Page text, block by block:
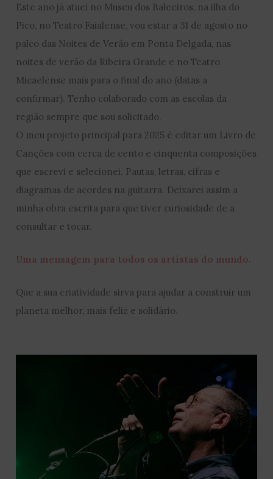
Este ano já atuei no Museu dos Baleeiros, na ilha do
Pico, no Teatro Faialense, vou estar a 31 de agosto no
palco das Noites de Verão em Ponta Delgada, nas
noites de verão da Ribeira Grande e no Teatro
Micaelense mais para o final do ano (datas a
confirmar). Tenho colaborado com as escolas da
região sempre que sou solicitado.
O meu projeto principal para 2025 é editar um Livro de
Canções com cerca de cento e cinquenta composições
que escrevi e selecionei. Pautas, letras, cifras e
diagramas de acordes na guitarra. Deixarei assim a
minha obra escrita para que tiver curiosidade de a
consultar e tocar.
Uma mensagem para todos os artistas do mundo.
Que a sua criatividade sirva para ajudar a construir um
planeta melhor, mais feliz e solidário.